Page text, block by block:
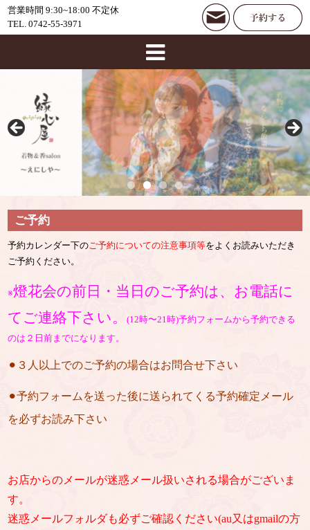
営業時間 9:30~18:00 不定休
TEL. 0742-55-3971
ご予約
予約カレンダー下のご予約についての注意事項等をよくお読みいただき
ご予約ください。
※燈花会の前日・当日のご予約は、お電話に
てご連絡下さい。(12時〜21時)予約フォームから予約できる
のは２日前までになります。
⚫︎３人以上でのご予約の場合はお問合せ下さい
⚫︎予約フォームを送った後に送られてくる予約確定メール
を必ずお読み下さい
お店からのメールが迷惑メール扱いされる場合がございま
す。
迷惑メールフォルダも必ずご確認ください(au又はgmailの方